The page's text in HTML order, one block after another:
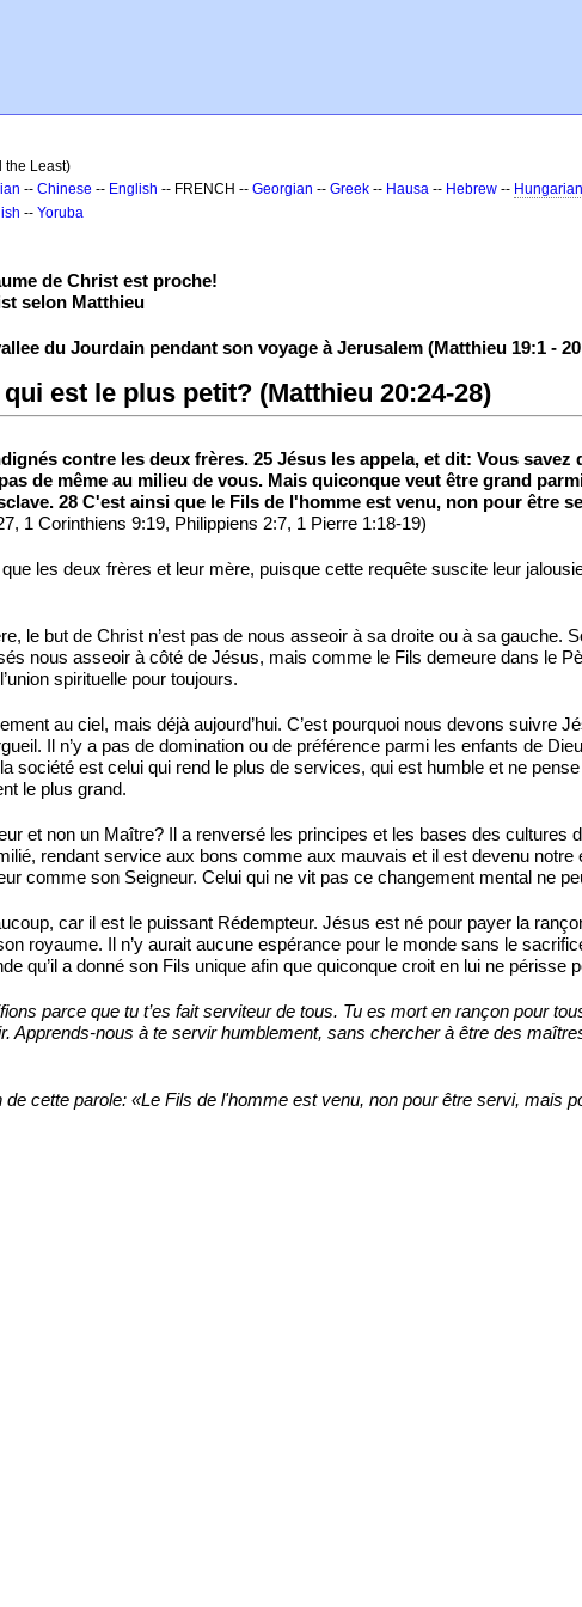
the Least)
-- Chinese -- English -- FRENCH -- Georgian -- Greek -- Hausa -- Hebrew -- Hungarian
-- Yoruba
de Christ est proche!
selon Matthieu
du Jourdain pendant son voyage à Jerusalem (Matthieu 19:1 -
est le plus petit? (Matthieu 20:24-28)
contre les deux frères. 25 Jésus les appela, et dit: Vous
de même au milieu de vous. Mais quiconque veut être grand
28 C'est ainsi que le Fils de l'homme est venu, non pour être
1 Corinthiens 9:19, Philippiens 2:7, 1 Pierre 1:18-19)
les deux frères et leur mère, puisque cette requête suscite leur
le but de Christ n’est pas de nous asseoir à sa droite ou à sa gauche.
nous asseoir à côté de Jésus, mais comme le Fils demeure dans le
spirituelle pour toujours.
au ciel, mais déjà aujourd’hui. C’est pourquoi nous devons suivre
Il n’y a pas de domination ou de préférence parmi les enfants de
société est celui qui rend le plus de services, qui est humble et ne
le plus grand.
et non un Maître? Il a renversé les principes et les bases des cultures
rendant service aux bons comme aux mauvais et il est devenu
comme son Seigneur. Celui qui ne vit pas ce changement mental ne
car il est le puissant Rédempteur. Jésus est né pour payer la
royaume. Il n’y aurait aucune espérance pour le monde sans le
qu’il a donné son Fils unique afin que quiconque croit en lui ne périsse
parce que tu t’es fait serviteur de tous. Tu es mort en rançon pour
Apprends-nous à te servir humblement, sans chercher à être des
de cette parole: «Le Fils de l'homme est venu, non pour être servi, mais